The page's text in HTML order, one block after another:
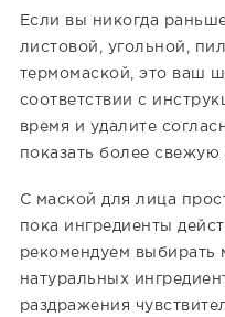
Если вы никогда
листовой, угольной,
термомаской, это ваш
соответствии с
время и удалите
показать более
С маской для лица
пока ингредиенты
рекомендуем выбирать
натуральных
раздражения